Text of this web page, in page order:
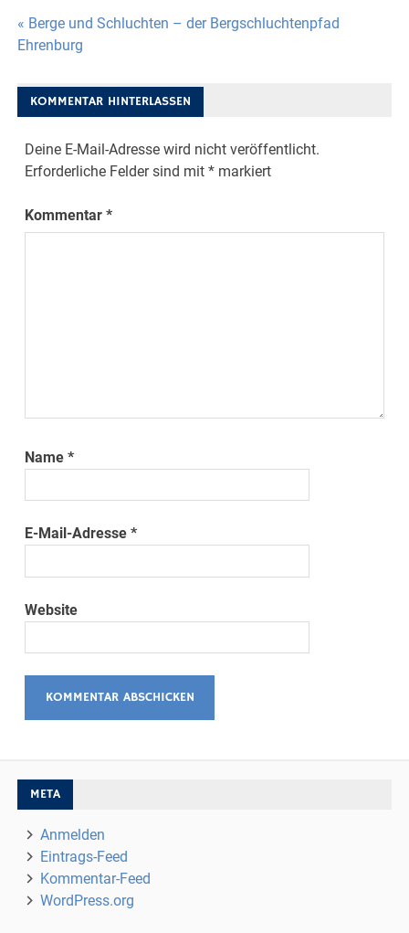
Beitragsnavigation
« Berge und Schluchten – der Bergschluchtenpfad
Ehrenburg
KOMMENTAR HINTERLASSEN
Deine E-Mail-Adresse wird nicht veröffentlicht.
Erforderliche Felder sind mit* markiert
Kommentar*
Name*
E-Mail-Adresse*
Website
META
Anmelden
Eintrags-Feed
Kommentar-Feed
WordPress.org